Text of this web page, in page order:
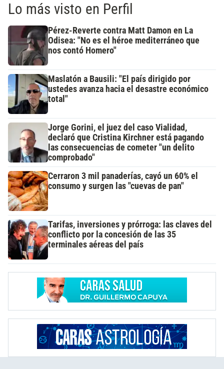
Lo más visto en Perfil
Pérez-Reverte contra Matt Damon en La
Odisea: "No es el héroe mediterráneo que
nos contó Homero"
Maslatón a Bausili: "El país dirigido por
ustedes avanza hacia el desastre económico
total"
Jorge Gorini, el juez del caso Vialidad,
declaró que Cristina Kirchner está pagando
las consecuencias de cometer "un delito
comprobado"
Cerraron 3 mil panaderías, cayó un 60% el
consumo y surgen las "cuevas de pan"
Tarifas, inversiones y prórroga: las claves del
conflicto por la concesión de las 35
terminales aéreas del país